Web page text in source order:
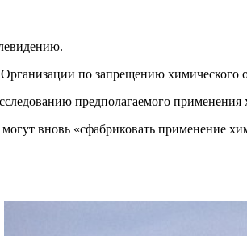
по запрещению химического
предполагаемого
вновь «сфабриковать применение